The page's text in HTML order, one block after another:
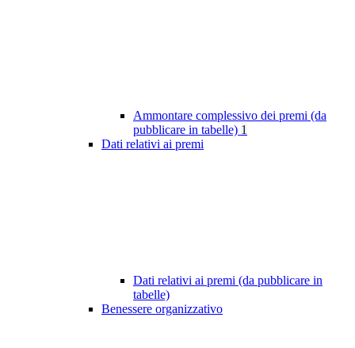
Ammontare complessivo dei premi (da
pubblicare in tabelle) 1
Dati relativi ai premi
Dati relativi ai premi (da pubblicare in
tabelle)
Benessere organizzativo